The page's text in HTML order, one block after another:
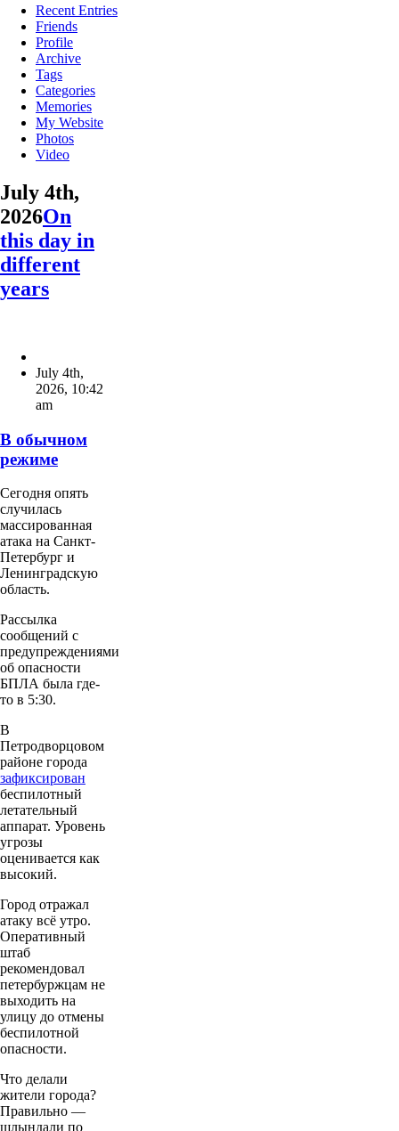
Recent Entries
Friends
Profile
Archive
Tags
Categories
Memories
My Website
Photos
Video
July 4th,
2026On
this day in
different
years
July 4th,
2026, 10:42
am
В обычном
режиме
Сегодня опять
случилась
массированная
атака на Санкт-
Петербург и
Ленинградскую
область.
Рассылка
сообщений с
предупреждениями
об опасности
БПЛА была где-
то в 5:30.
В
Петродворцовом
районе города
зафиксирован
беспилотный
летательный
аппарат. Уровень
угрозы
оценивается как
высокий.
Город отражал
атаку всё утро.
Оперативный
штаб
рекомендовал
петербуржцам не
выходить на
улицу до отмены
беспилотной
опасности.
Что делали
жители города?
Правильно —
шлындали по